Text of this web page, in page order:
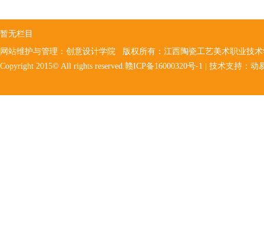
暂无栏目
网站维护与管理：创意设计学院 版权所有：江西陶瓷工艺美术职业技
Copyright 2015© All rights reserved.赣ICP备16000320号-1 | 技术支持：动